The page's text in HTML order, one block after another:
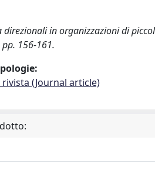
in organizzazioni di
156-161.
(Journal article)